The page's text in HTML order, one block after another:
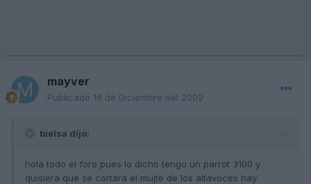
mayver
Publicado 16 de Diciembre del 2009
bielsa dijo:
hola todo el foro pues lo dicho tengo un parrot 3100 y
quisiera que se cortara el mujte de los altavoces hay